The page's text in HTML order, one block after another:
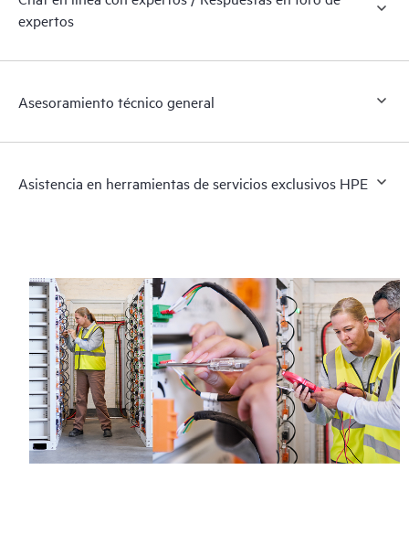
expertos
Asesoramiento técnico general
Asistencia en herramientas de servicios exclusivos HPE